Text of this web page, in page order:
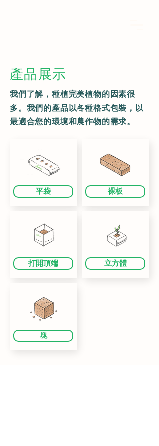
產品展示
我們了解，種植完美植物的因素很
多。我們的產品以各種格式包裝，以
最適合您的環境和農作物的需求。
平袋
打開頂端
塊
裸板
立方體